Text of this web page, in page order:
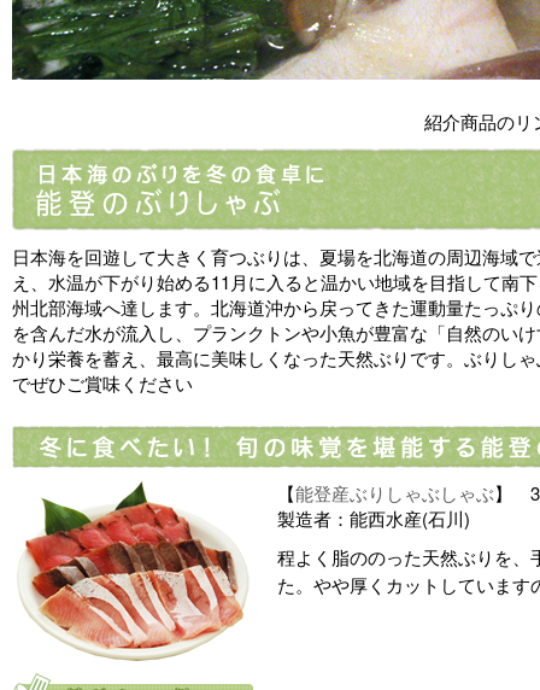
紹介商品のリ
日本海を回遊して大きく育つぶりは、夏場を北海道の周辺海域
え、水温が下がり始める11月に入ると温かい地域を目指して南
州北部海域へ達します。北海道沖から戻ってきた運動量たっぷ
を含んだ水が流入し、プランクトンや小魚が豊富な「自然のい
かり栄養を蓄え、最高に美味しくなった天然ぶりです。ぶりし
でぜひご賞味ください
【能登産ぶりしゃぶしゃぶ】
製造者：能西水産(石川)
程よく脂ののった天然ぶりを
た。やや厚くカットしています